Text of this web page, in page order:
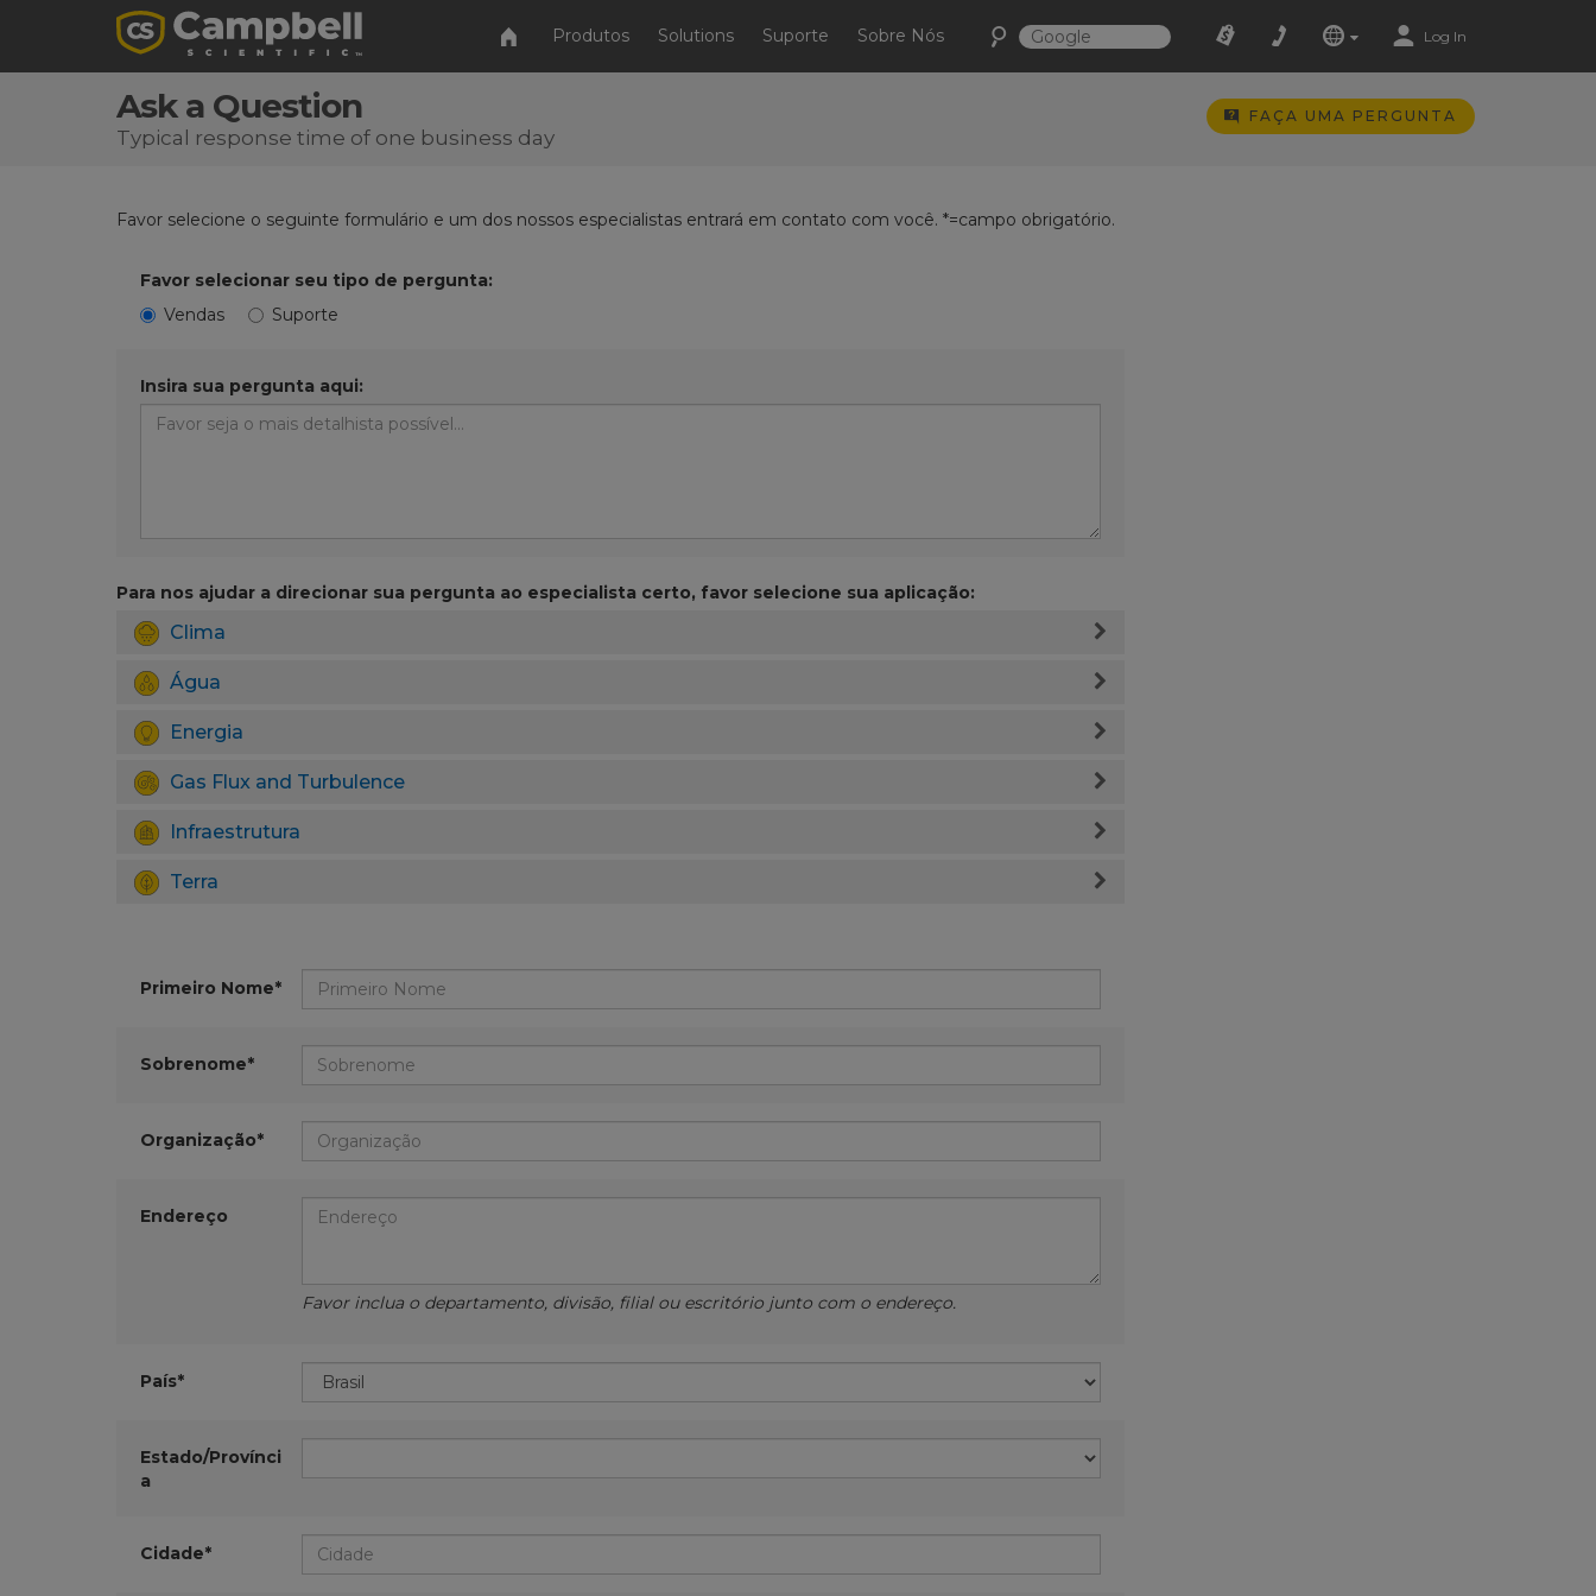
Produtos Solutions Suporte Sobre Nós Log In
Ask a Question
Typical response time of one business day
FAÇA UMA PERGUNTA
Favor selecione o seguinte formulário e um dos nossos especialistas entrará em contato com você. *=campo obrigatório.
Favor selecionar seu tipo de pergunta:
Vendas
Suporte
Insira sua pergunta aqui:
Para nos ajudar a direcionar sua pergunta ao especialista certo, favor selecione sua aplicação:
Clima
Água
Energia
Gas Flux and Turbulence
Infraestrutura
Terra
Primeiro Nome*
Sobrenome*
Organização*
Endereço
Favor inclua o departamento, divisão, filial ou escritório junto com o endereço.
País*
Estado/Provínci
a
Cidade*